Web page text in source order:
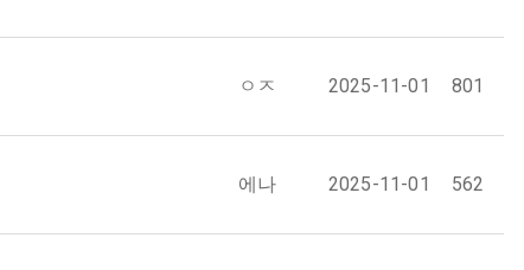
ㅇㅈ 2025-11-01 801
에나 2025-11-01 562